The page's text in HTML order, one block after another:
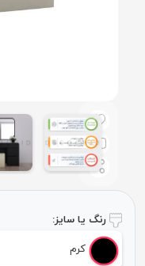
رنگ یا سایز:
کرم